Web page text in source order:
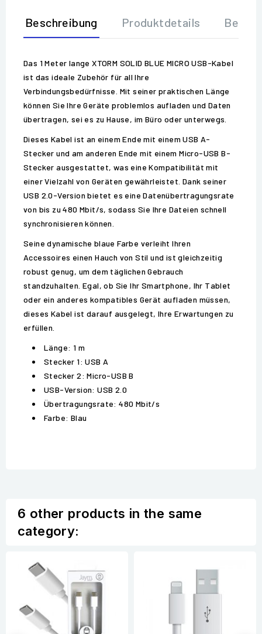
Beschreibung Produktdetails
Das 1 Meter lange XTORM SOLID BLUE MICRO USB-Kabel
ist das ideale Zubehör für all Ihre
Verbindungsbedürfnisse. Mit seiner praktischen Länge
können Sie Ihre Geräte problemlos aufladen und Daten
übertragen, sei es zu Hause, im Büro oder unterwegs.
Dieses Kabel ist an einem Ende mit einem USB A-
Stecker und am anderen Ende mit einem Micro-USB B-
Stecker ausgestattet, was eine Kompatibilität mit
einer Vielzahl von Geräten gewährleistet. Dank seiner
USB 2.0-Version bietet es eine Datenübertragungsrate
von bis zu 480 Mbit/s, sodass Sie Ihre Dateien schnell
synchronisieren können.
Seine dynamische blaue Farbe verleiht Ihren
Accessoires einen Hauch von Stil und ist gleichzeitig
robust genug, um dem täglichen Gebrauch
standzuhalten. Egal, ob Sie Ihr Smartphone, Ihr Tablet
oder ein anderes kompatibles Gerät aufladen müssen,
dieses Kabel ist darauf ausgelegt, Ihre Erwartungen zu
erfüllen.
Länge: 1 m
Stecker 1: USB A
Stecker 2: Micro-USB B
USB-Version: USB 2.0
Übertragungsrate: 480 Mbit/s
Farbe: Blau
6 other products in the same
category: